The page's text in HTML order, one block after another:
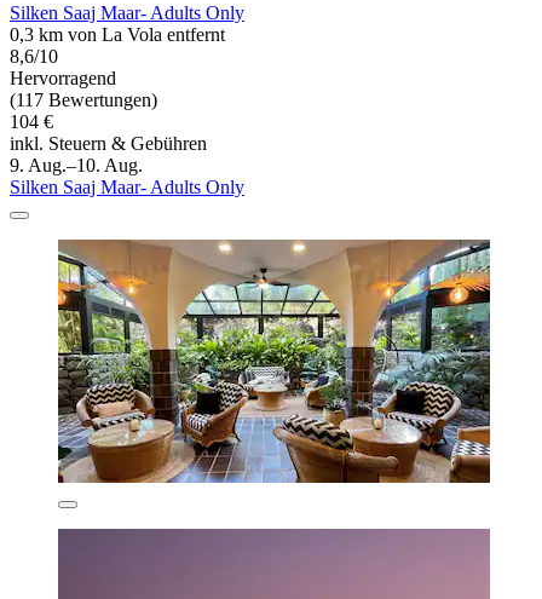
Silken Saaj Maar- Adults Only
0,3 km von La Vola entfernt
8,6/10
Hervorragend
(117 Bewertungen)
104 €
inkl. Steuern & Gebühren
9. Aug.–10. Aug.
Silken Saaj Maar- Adults Only